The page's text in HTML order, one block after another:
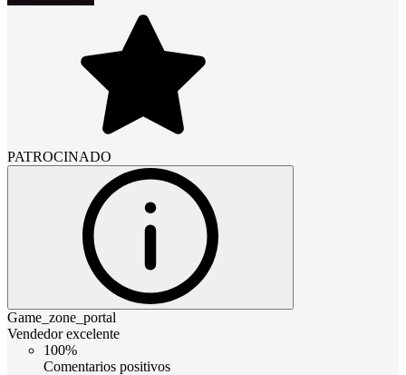
PATROCINADO
Game_zone_portal
Vendedor excelente
100%
Comentarios positivos